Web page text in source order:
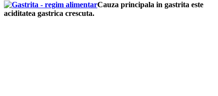
Cauza principala in gastrita este
aciditatea gastrica crescuta.